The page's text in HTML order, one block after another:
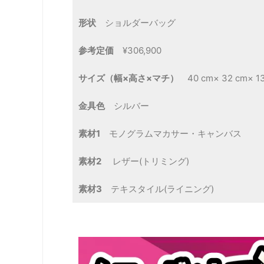
形状 ショルダーバッグ
参考定価 ¥306,900
サイズ（幅×高さ×マチ） 40 cm× 32 cm×
金具色シルバー
素材1 モノグラムマカサー・キャンバス
素材2 レザー(トリミング)
素材3 テキスタイル(ライニング)